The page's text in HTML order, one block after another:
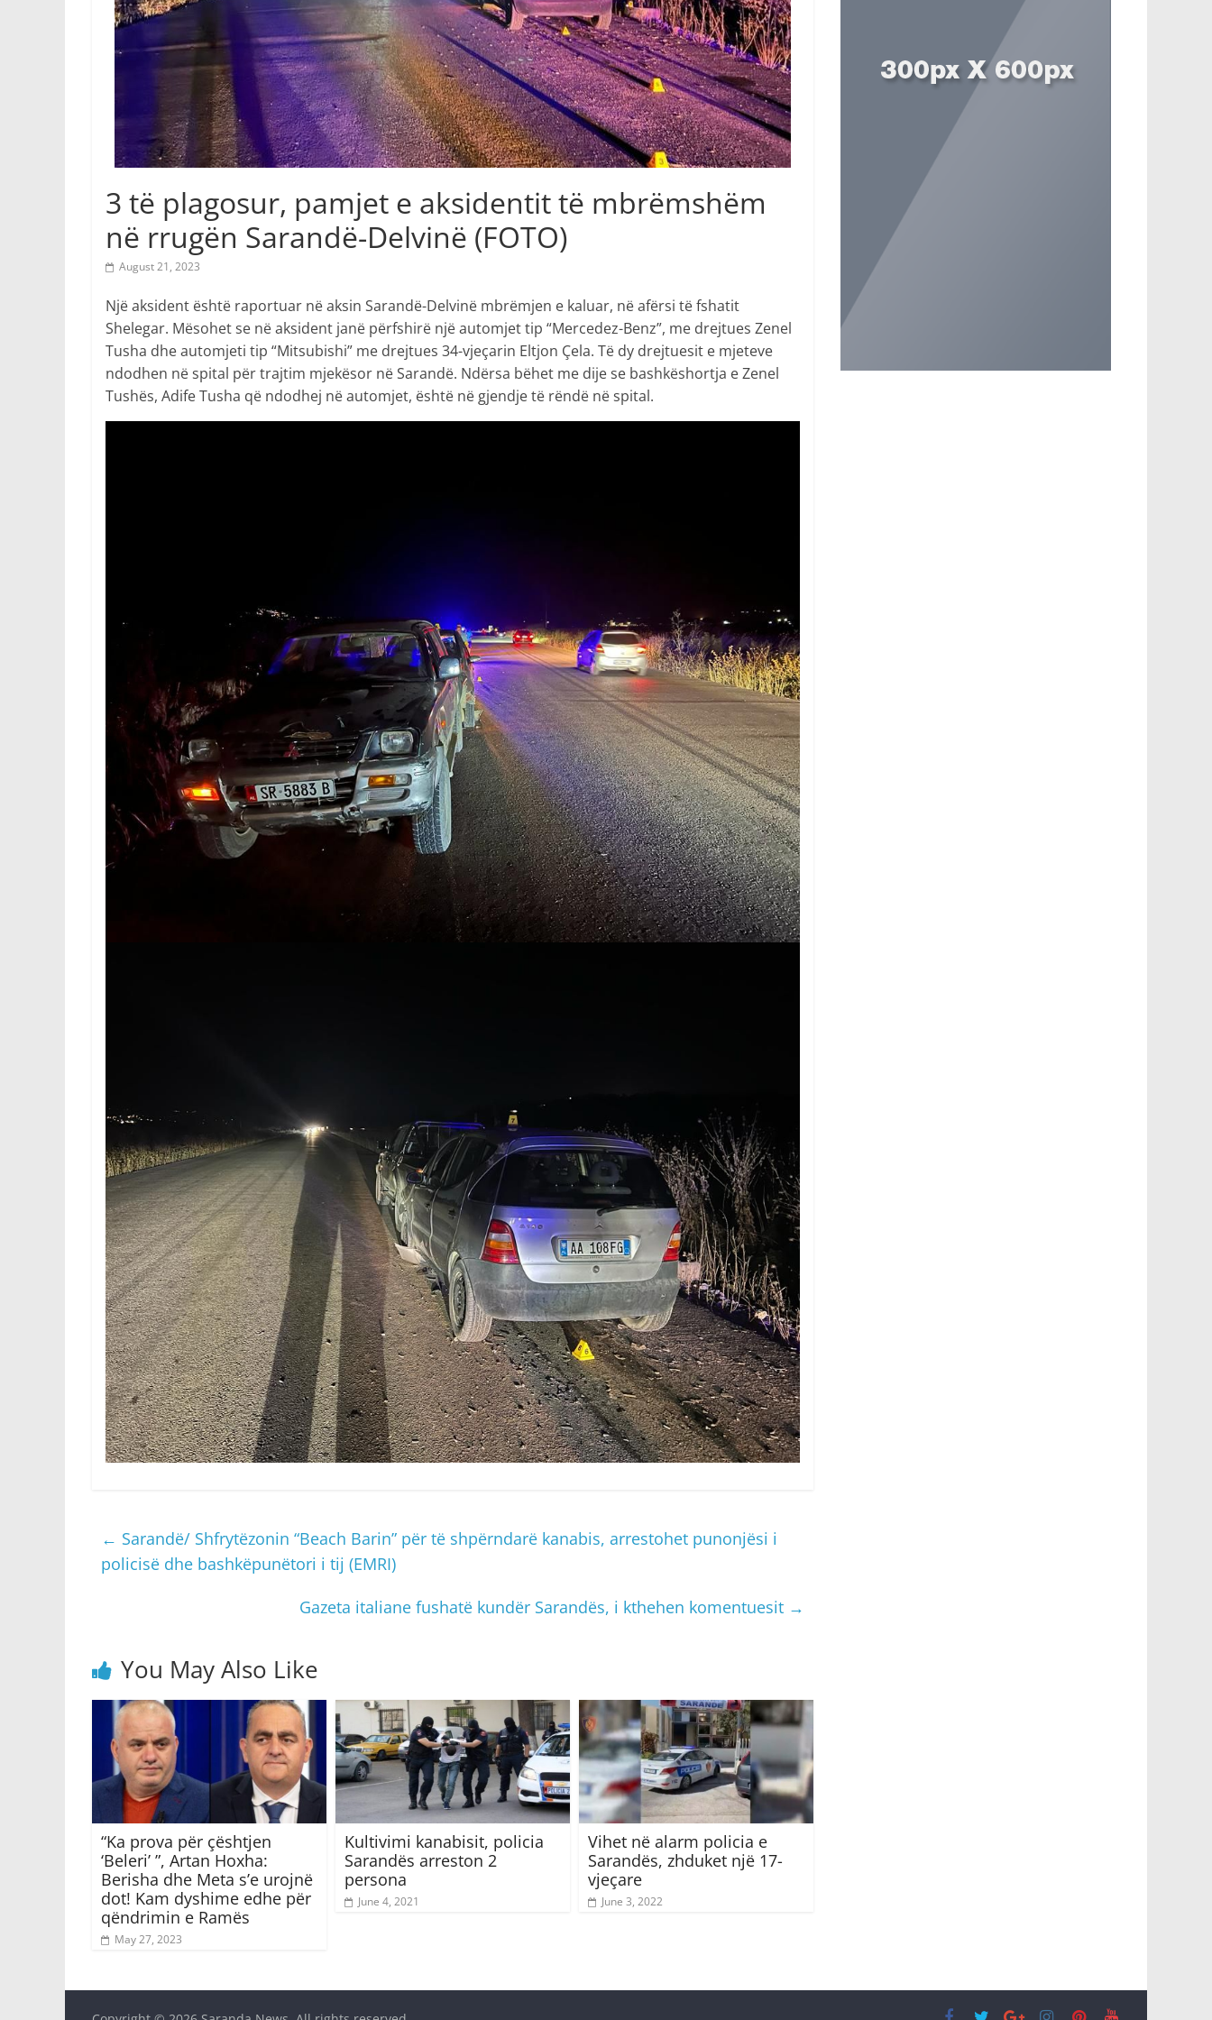
3 të plagosur, pamjet e aksidentit të mbrëmshëm
në rrugën Sarandë-Delvinë (FOTO)
August 21, 2023
Një aksident është raportuar në aksin Sarandë-Delvinë mbrëmjen e kaluar, në afërsi të fshatit
Shelegar. Mësohet se në aksident janë përfshirë një automjet tip “Mercedez-Benz”, me drejtues Zenel
Tusha dhe automjeti tip “Mitsubishi” me drejtues 34-vjeçarin Eltjon Çela. Të dy drejtuesit e mjeteve
ndodhen në spital për trajtim mjekësor në Sarandë. Ndërsa bëhet me dije se bashkëshortja e Zenel
Tushës, Adife Tusha që ndodhej në automjet, është në gjendje të rëndë në spital.
← Sarandë/ Shfrytëzonin “Beach Barin” për të shpërndarë kanabis, arrestohet punonjësi i
policisë dhe bashkëpunëtori i tij (EMRI)
Gazeta italiane fushatë kundër Sarandës, i kthehen komentuesit →
You May Also Like
“Ka prova për çështjen
‘Beleri’ ”, Artan Hoxha:
Berisha dhe Meta s’e urojnë
dot! Kam dyshime edhe për
qëndrimin e Ramës
May 27, 2023
Kultivimi kanabisit, policia
Sarandës arreston 2
persona
June 4, 2021
Vihet në alarm policia e
Sarandës, zhduket një 17-
vjeçare
June 3, 2022